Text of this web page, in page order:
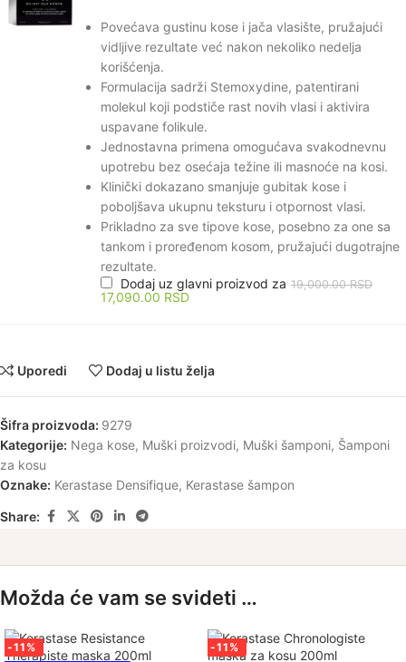
Povećava gustinu kose i jača vlasište, pružajući
vidljive rezultate već nakon nekoliko nedelja
korišćenja.
Formulacija sadrži Stemoxydine, patentirani
molekul koji podstiče rast novih vlasi i aktivira
uspavane folikule.
Jednostavna primena omogućava svakodnevnu
upotrebu bez osećaja težine ili masnoće na kosi.
Klinički dokazano smanjuje gubitak kose i
poboljšava ukupnu teksturu i otpornost vlasi.
Prikladno za sve tipove kose, posebno za one sa
tankom i proređenom kosom, pružajući dugotrajne
rezultate.
Dodaj uz glavni proizvod za 19,000.00RSD
17,090.00 RSD
Uporedi Dodaj u listu želja
Šifra proizvoda: 9279
Kategorije: Nega kose, Muški proizvodi, Muški šamponi, Šamponi
za kosu
Oznake: Kerastase Densifique, Kerastase šampon
Share:
Možda će vam se svideti …
-11%
-11%